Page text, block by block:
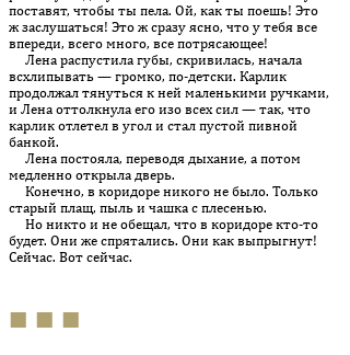
поставят, чтобы ты пела. Ой, как ты поешь! Это
ж заслушаться! Это ж сразу ясно, что у тебя все
впереди, всего много, все потрясающее!
Лена распустила губы, скривилась, начала
всхлипывать — громко, по-детски. Карлик
продолжал тянуться к ней маленькими ручками,
и Лена оттолкнула его изо всех сил — так, что
карлик отлетел в угол и стал пустой пивной
банкой.
Лена постояла, переводя дыхание, а потом
медленно открыла дверь.
Конечно, в коридоре никого не было. Только
старый плащ, пыль и чашка с плесенью.
Но никто и не обещал, что в коридоре кто-то
будет. Они же спря­тались. Они как выпрыгнут!
Сейчас. Вот сейчас.
■ ■ ■